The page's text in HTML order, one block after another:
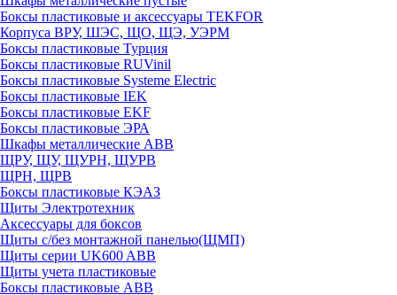
Боксы пластиковые и аксессуары TEKFOR
Корпуса ВРУ, ШЭС, ЩО, ЩЭ, УЭРМ
Боксы пластиковые Турция
Боксы пластиковые RUVinil
Боксы пластиковые Systeme Electric
Боксы пластиковые IEK
Боксы пластиковые EKF
Боксы пластиковые ЭРА
Шкафы металлические ABB
ЩРУ, ЩУ, ЩУРН, ЩУРВ
ЩРН, ЩРВ
Боксы пластиковые КЭАЗ
Щиты Электротехник
Аксессуары для боксов
Щиты с/без монтажной панелью(ЩМП)
Щиты серии UK600 ABB
Щиты учета пластиковые
Боксы пластиковые ABB